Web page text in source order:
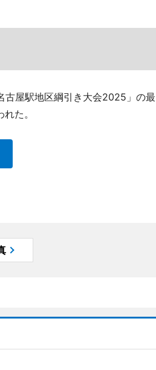
古屋駅地区綱引き大会2025」の最
た。